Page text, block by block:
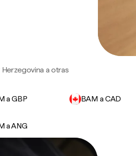
a otras
a GBP BAM a CAD
a ANG